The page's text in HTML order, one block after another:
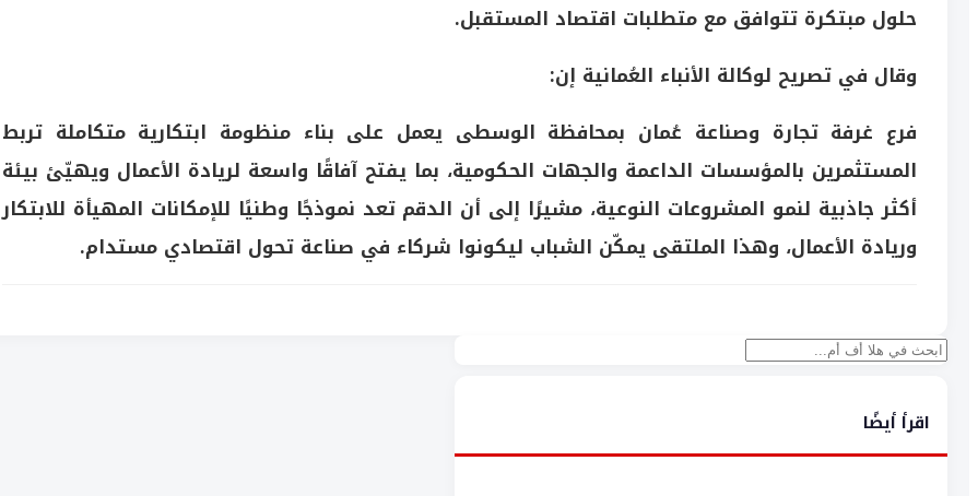
حلول مبتكرة تتوافق مع متطلبات اقتصاد المستقبل.
وقال في تصريح لوكالة الأنباء العُمانية إن:
فرع غرفة تجارة وصناعة عُمان بمحافظة الوسطى يعمل على بناء منظومة ابتكارية متكاملة تربط
المستثمرين بالمؤسسات الداعمة والجهات الحكومية، بما يفتح آفاقًا واسعة لريادة الأعمال ويهيّئ بيئة
أكثر جاذبية لنمو المشروعات النوعية، مشيرًا إلى أن الدقم تعد نموذجًا وطنيًا للإمكانات المهيأة للابتكار
وريادة الأعمال، وهذا الملتقى يمكّن الشباب ليكونوا شركاء في صناعة تحول اقتصادي مستدام.
بحث
اقرأ أيضًا